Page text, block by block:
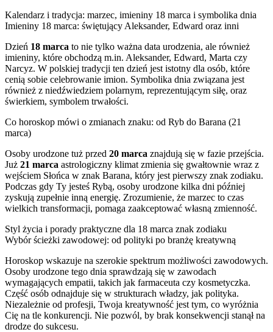
Kalendarz i tradycja: marzec, imieniny 18 marca i symbolika dnia
Imieniny 18 marca: świętujący Aleksander, Edward oraz inni
Dzień 18 marca to nie tylko ważna data urodzenia, ale również
imieniny, które obchodzą m.in. Aleksander, Edward, Marta czy
Narcyz. W polskiej tradycji ten dzień jest istotny dla osób, które
cenią sobie celebrowanie imion. Symbolika dnia związana jest
również z niedźwiedziem polarnym, reprezentującym siłę, oraz
świerkiem, symbolem trwałości.
Co horoskop mówi o zmianach znaku: od Ryb do Barana (21
marca)
Osoby urodzone tuż przed 20 marca znajdują się w fazie przejścia.
Już 21 marca astrologiczny klimat zmienia się gwałtownie wraz z
wejściem Słońca w znak Barana, który jest pierwszy znak zodiaku.
Podczas gdy Ty jesteś Rybą, osoby urodzone kilka dni później
zyskują zupełnie inną energię. Zrozumienie, że marzec to czas
wielkich transformacji, pomaga zaakceptować własną zmienność.
Styl życia i porady praktyczne dla 18 marca znak zodiaku
Wybór ścieżki zawodowej: od polityki po branżę kreatywną
Horoskop wskazuje na szerokie spektrum możliwości zawodowych.
Osoby urodzone tego dnia sprawdzają się w zawodach
wymagających empatii, takich jak farmaceuta czy kosmetyczka.
Część osób odnajduje się w strukturach władzy, jak polityka.
Niezależnie od profesji, Twoja kreatywność jest tym, co wyróżnia
Cię na tle konkurencji. Nie pozwól, by brak konsekwencji stanął na
drodze do sukcesu.